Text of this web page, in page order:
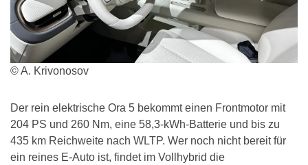
© A. Krivonosov
Der rein elektrische Ora 5 bekommt einen Frontmotor mit
204 PS und 260 Nm, eine 58,3-kWh-Batterie und bis zu
435 km Reichweite nach WLTP. Wer noch nicht bereit für
ein reines E-Auto ist, findet im Vollhybrid die